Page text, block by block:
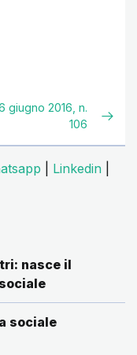
giugno 2016, n.
106
Linkedin
nasce il
sociale